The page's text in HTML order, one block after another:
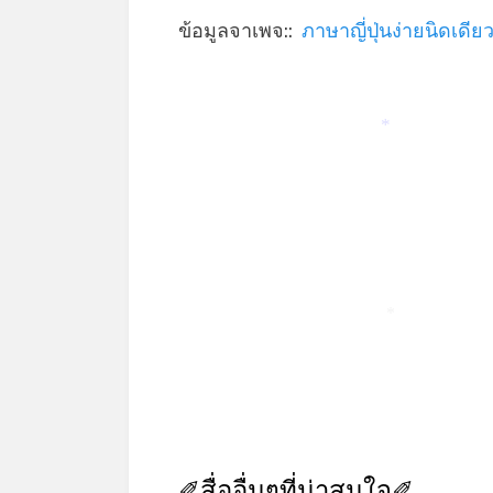
ข้อมูลจาเพจ:: ภาษาญี่ปุ่นง่ายนิดเดียว